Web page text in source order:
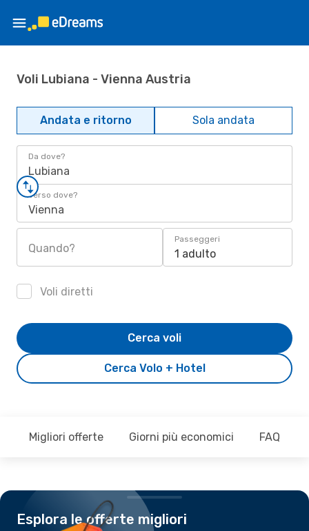
Voli Lubiana - Vienna Austria
Andata e ritorno Sola andata
Da dove?
Lubiana
Verso dove?
Vienna
Quando?
Passeggeri
1 adulto
Voli diretti
Cerca Volo + Hotel
Cerca voli
Migliori offerte Giorni più economici FAQ
Esplora le offerte migliori